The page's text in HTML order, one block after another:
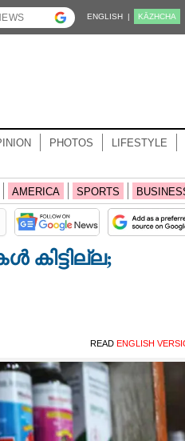
ENGLISH | KĀZHCHA
PHOTOS LIFESTYLE
AMERICA SPORTS
കിട്ടില്ല;
READ ENGLISH